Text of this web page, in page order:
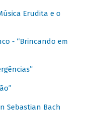
Erudita e o
- “Brincando em
Sebastian Bach